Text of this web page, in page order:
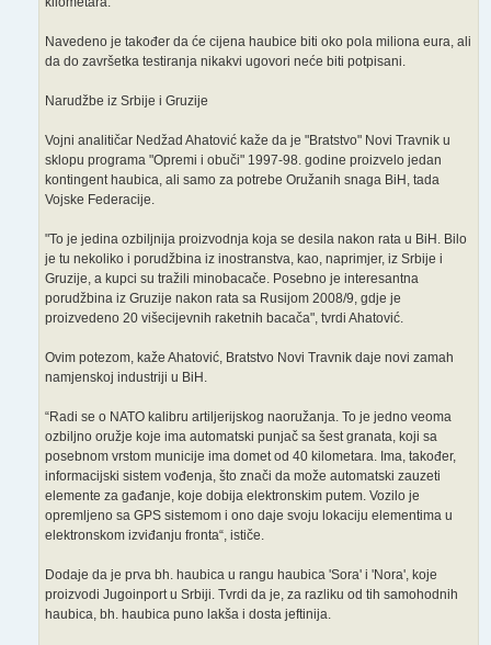
Navedeno je također da će cijena haubice biti oko pola miliona eura, ali
da do završetka testiranja nikakvi ugovori neće biti potpisani.
Narudžbe iz Srbije i Gruzije
Vojni analitičar Nedžad Ahatović kaže da je "Bratstvo" Novi Travnik u
sklopu programa "Opremi i obuči" 1997-98. godine proizvelo jedan
kontingent haubica, ali samo za potrebe Oružanih snaga BiH, tada
Vojske Federacije.
"To je jedina ozbiljnija proizvodnja koja se desila nakon rata u BiH. Bilo
je tu nekoliko i porudžbina iz inostranstva, kao, naprimjer, iz Srbije i
Gruzije, a kupci su tražili minobacače. Posebno je interesantna
porudžbina iz Gruzije nakon rata sa Rusijom 2008/9, gdje je
proizvedeno 20 višecijevnih raketnih bacača", tvrdi Ahatović.
Ovim potezom, kaže Ahatović, Bratstvo Novi Travnik daje novi zamah
namjenskoj industriji u BiH.
“Radi se o NATO kalibru artiljerijskog naoružanja. To je jedno veoma
ozbiljno oružje koje ima automatski punjač sa šest granata, koji sa
posebnom vrstom municije ima domet od 40 kilometara. Ima, također,
informacijski sistem vođenja, što znači da može automatski zauzeti
elemente za gađanje, koje dobija elektronskim putem. Vozilo je
opremljeno sa GPS sistemom i ono daje svoju lokaciju elementima u
elektronskom izviđanju fronta“, ističe.
Dodaje da je prva bh. haubica u rangu haubica 'Sora' i 'Nora', koje
proizvodi Jugoinport u Srbiji. Tvrdi da je, za razliku od tih samohodnih
haubica, bh. haubica puno lakša i dosta jeftinija.